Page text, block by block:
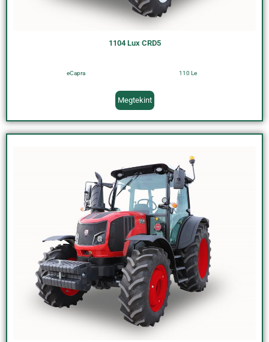
1104 Lux CRD5
eCapra 110 Le
Megtekint